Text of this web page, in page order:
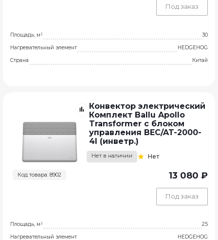
Под заказ
Площадь, м²
30
Нагревательный элемент
HEDGEHOG
Страна
Китай
Код товара: 8902
Конвектор электрический
Комплект Ballu Apollo
Transformer с блоком
управления BEC/AT-2000-
4I (инветр.)
Нет в наличии Нет
13 080 ₽
Под заказ
Площадь, м²
25
Нагревательный элемент
HEDGEHOG